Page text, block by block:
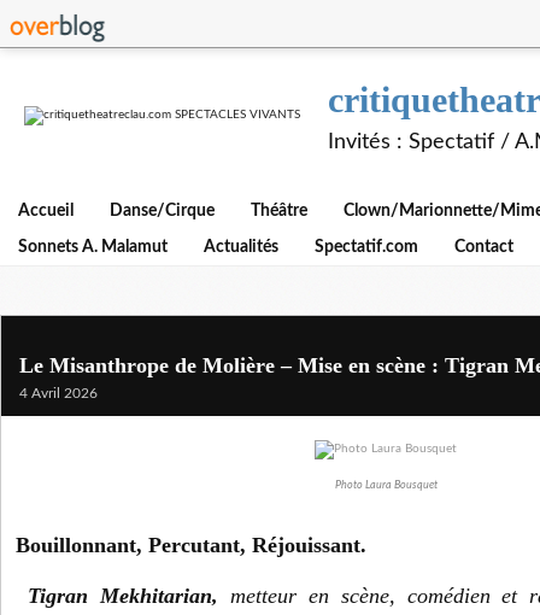
Invités : Spectatif /
Accueil Danse/Cirque Théâtre Clown/Marionnette/
Sonnets A. Malamut Actualités Spectatif.com Contact
Le Misanthrope de Molière – Mise en scène : Tigran
4 Avril 2026
Photo Laura Bousquet
Bouillonnant, Percutant, Réjouissant.
Tigran Mekhitarian, metteur en scène, comédien et